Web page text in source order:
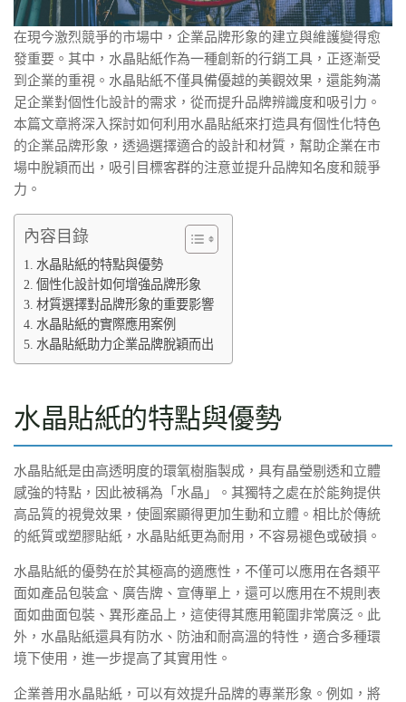
在現今激烈競爭的市場中，企業品牌形象的建立與維護變得愈
發重要。其中，水晶貼紙作為一種創新的行銷工具，正逐漸受
到企業的重視。水晶貼紙不僅具備優越的美觀效果，還能夠滿
足企業對個性化設計的需求，從而提升品牌辨識度和吸引力。
本篇文章將深入探討如何利用水晶貼紙來打造具有個性化特色
的企業品牌形象，透過選擇適合的設計和材質，幫助企業在市
場中脫穎而出，吸引目標客群的注意並提升品牌知名度和競爭
力。
內容目錄
水晶貼紙的特點與優勢
個性化設計如何增強品牌形象
材質選擇對品牌形象的重要影響
水晶貼紙的實際應用案例
水晶貼紙助力企業品牌脫穎而出
水晶貼紙的特點與優勢
水晶貼紙是由高透明度的環氧樹脂製成，具有晶瑩剔透和立體
感強的特點，因此被稱為「水晶」。其獨特之處在於能夠提供
高品質的視覺效果，使圖案顯得更加生動和立體。相比於傳統
的紙質或塑膠貼紙，水晶貼紙更為耐用，不容易褪色或破損。
水晶貼紙的優勢在於其極高的適應性，不僅可以應用在各類平
面如產品包裝盒、廣告牌、宣傳單上，還可以應用在不規則表
面如曲面包裝、異形產品上，這使得其應用範圍非常廣泛。此
外，水晶貼紙還具有防水、防油和耐高溫的特性，適合多種環
境下使用，進一步提高了其實用性。
企業善用水晶貼紙，可以有效提升品牌的專業形象。例如，將